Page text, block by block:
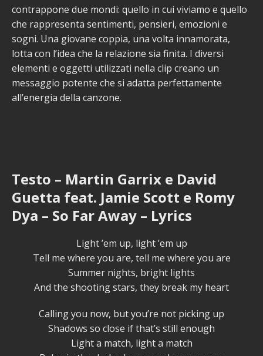
contrappone due mondi: quello in cui viviamo e quello
che rappresenta sentimenti, pensieri, emozioni e
sogni. Una giovane coppia, una volta innamorata,
lotta con l’idea che la relazione sia finita. I diversi
elementi e oggetti utilizzati nella clip creano un
messaggio potente che si adatta perfettamente
all’energia della canzone.
Testo – Martin Garrix e David
Guetta feat. Jamie Scott e Romy
Dya – So Far Away – Lyrics
Light ’em up, light ’em up
Tell me where you are, tell me where you are
Summer nights, bright lights
And the shooting stars, they break my heart
Calling you now, but you’re not picking up
Shadows so close if that’s still enough
Light a match, light a match